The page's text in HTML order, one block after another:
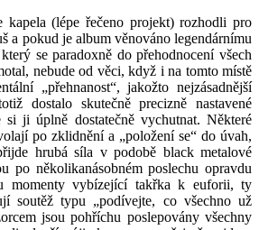
kapela (lépe řečeno projekt) rozhodli pro
a pokud je album věnováno legendárnímu
se paradoxně do přehodnocení všech
nebude od věci, když i na tomto místě
„přehnanost“, jakožto nejzásadnější
dostalo skutečně precizně nastavené
si ji úplně dostatečně vychutnat. Některé
po zklidnění a „položení se“ do úvah,
hrubá síla v podobě black metalové
po několikanásobném poslechu opravdu
momenty vybízející takřka k euforii, ty
soutěž typu „podívejte, co všechno už
jsou pohříchu poslepovány všechny